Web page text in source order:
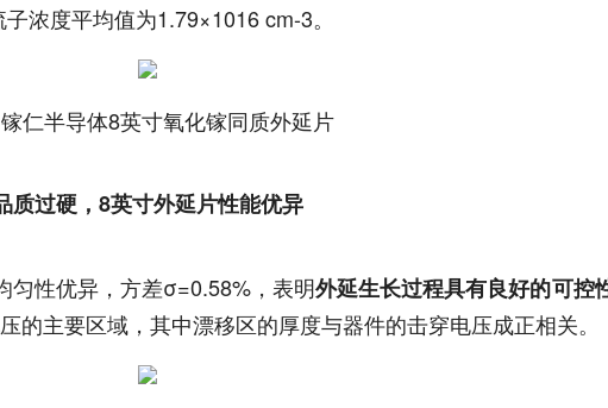
浓度平均值为1.79×1016 cm-3。
仁半导体8英寸氧化镓同质外延片
质过硬，8英寸外延片性能优异
匀性优异，方差σ=0.58%，表明外延生长过程具有良好的可控
主要区域，其中漂移区的厚度与器件的击穿电压成正相关。